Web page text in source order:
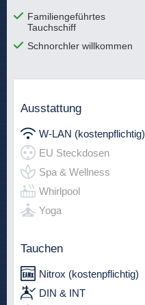
Ausstattung
W-LAN (kostenpflichtig)
EU Steckdosen
Spa & Wellness
Whirlpool
Yoga
Tauchen
Nitrox (kostenpflichtig)
DIN & INT
Familiengeführtes
Tauchschiff
Schnorchler willkommen